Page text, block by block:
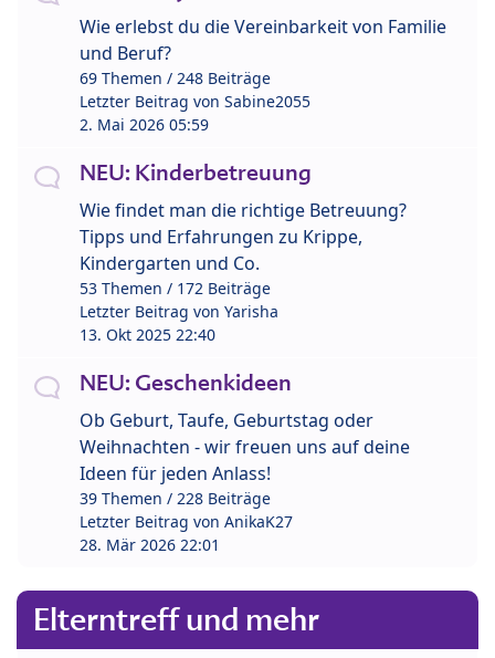
Wie erlebst du die Vereinbarkeit von Familie
und Beruf?
69 Themen / 248 Beiträge
Letzter Beitrag von Sabine2055
2. Mai 2026 05:59
NEU: Kinderbetreuung
Wie findet man die richtige Betreuung?
Tipps und Erfahrungen zu Krippe,
Kindergarten und Co.
53 Themen / 172 Beiträge
Letzter Beitrag von Yarisha
13. Okt 2025 22:40
NEU: Geschenkideen
Ob Geburt, Taufe, Geburtstag oder
Weihnachten - wir freuen uns auf deine
Ideen für jeden Anlass!
39 Themen / 228 Beiträge
Letzter Beitrag von AnikaK27
28. Mär 2026 22:01
Elterntreff und mehr